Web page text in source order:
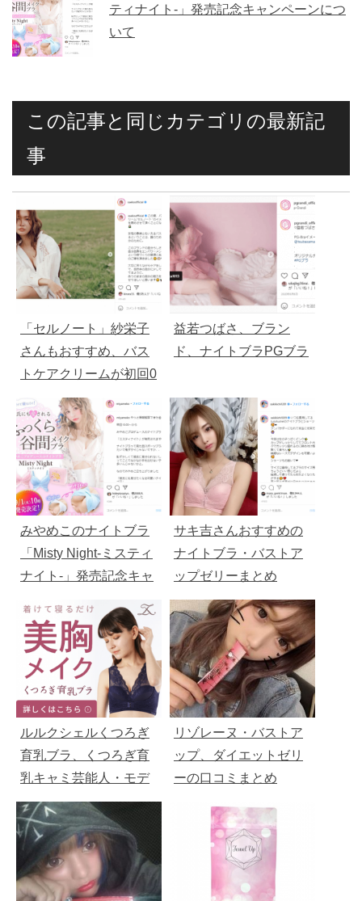
ティナイト-」発売記念キャンペーンにつ
いて
この記事と同じカテゴリの最新記
事
「セルノート」紗栄子
さんもおすすめ、バス
トケアクリームが初回0
益若つばさ、ブラン
ド、ナイトブラPGブラ
みやめこのナイトブラ
「Misty Night-ミスティ
ナイト-」発売記念キャ
サキ吉さんおすすめの
ナイトブラ・バストア
ップゼリーまとめ
ルルクシェルくつろぎ
育乳ブラ、くつろぎ育
乳キャミ芸能人・モデ
ル・インスタグラマー
によるレビューまとめ
リゾレーヌ・バストア
ップ、ダイエットゼリ
ーの口コミまとめ